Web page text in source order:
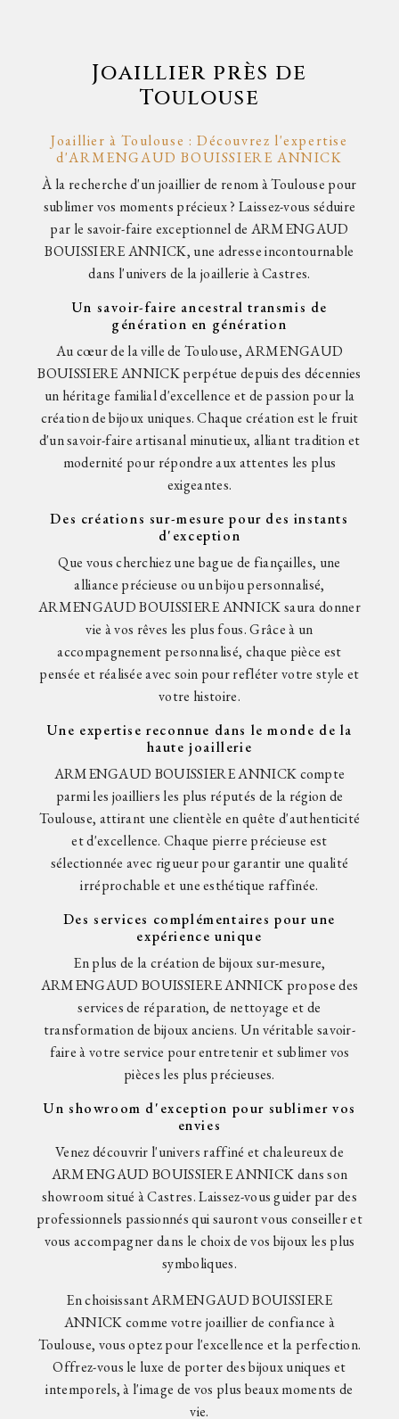
Joaillier près de
Toulouse
Joaillier à Toulouse : Découvrez l'expertise
d'ARMENGAUD BOUISSIERE ANNICK
À la recherche d'un joaillier de renom à Toulouse pour
sublimer vos moments précieux ? Laissez-vous séduire
par le savoir-faire exceptionnel de ARMENGAUD
BOUISSIERE ANNICK, une adresse incontournable
dans l'univers de la joaillerie à Castres.
Un savoir-faire ancestral transmis de
génération en génération
Au cœur de la ville de Toulouse, ARMENGAUD
BOUISSIERE ANNICK perpétue depuis des décennies
un héritage familial d'excellence et de passion pour la
création de bijoux uniques. Chaque création est le fruit
d'un savoir-faire artisanal minutieux, alliant tradition et
modernité pour répondre aux attentes les plus
exigeantes.
Des créations sur-mesure pour des instants
d'exception
Que vous cherchiez une bague de fiançailles, une
alliance précieuse ou un bijou personnalisé,
ARMENGAUD BOUISSIERE ANNICK saura donner
vie à vos rêves les plus fous. Grâce à un
accompagnement personnalisé, chaque pièce est
pensée et réalisée avec soin pour refléter votre style et
votre histoire.
Une expertise reconnue dans le monde de la
haute joaillerie
ARMENGAUD BOUISSIERE ANNICK compte
parmi les joailliers les plus réputés de la région de
Toulouse, attirant une clientèle en quête d'authenticité
et d'excellence. Chaque pierre précieuse est
sélectionnée avec rigueur pour garantir une qualité
irréprochable et une esthétique raffinée.
Des services complémentaires pour une
expérience unique
En plus de la création de bijoux sur-mesure,
ARMENGAUD BOUISSIERE ANNICK propose des
services de réparation, de nettoyage et de
transformation de bijoux anciens. Un véritable savoir-
faire à votre service pour entretenir et sublimer vos
pièces les plus précieuses.
Un showroom d'exception pour sublimer vos
envies
Venez découvrir l'univers raffiné et chaleureux de
ARMENGAUD BOUISSIERE ANNICK dans son
showroom situé à Castres. Laissez-vous guider par des
professionnels passionnés qui sauront vous conseiller et
vous accompagner dans le choix de vos bijoux les plus
symboliques.
En choisissant ARMENGAUD BOUISSIERE
ANNICK comme votre joaillier de confiance à
Toulouse, vous optez pour l'excellence et la perfection.
Offrez-vous le luxe de porter des bijoux uniques et
intemporels, à l'image de vos plus beaux moments de
vie.